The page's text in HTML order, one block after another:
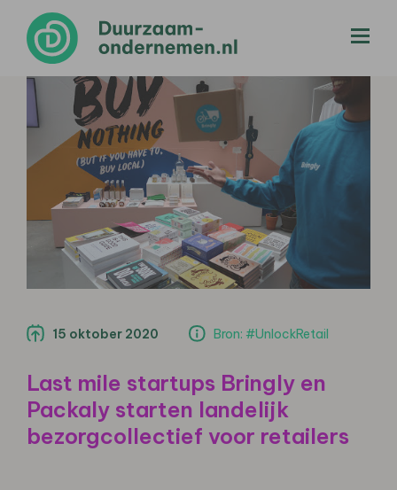
15 oktober 2020 Bron: #UnlockRetail
Last mile startups Bringly en
Packaly starten landelijk
bezorgcollectief voor retailers